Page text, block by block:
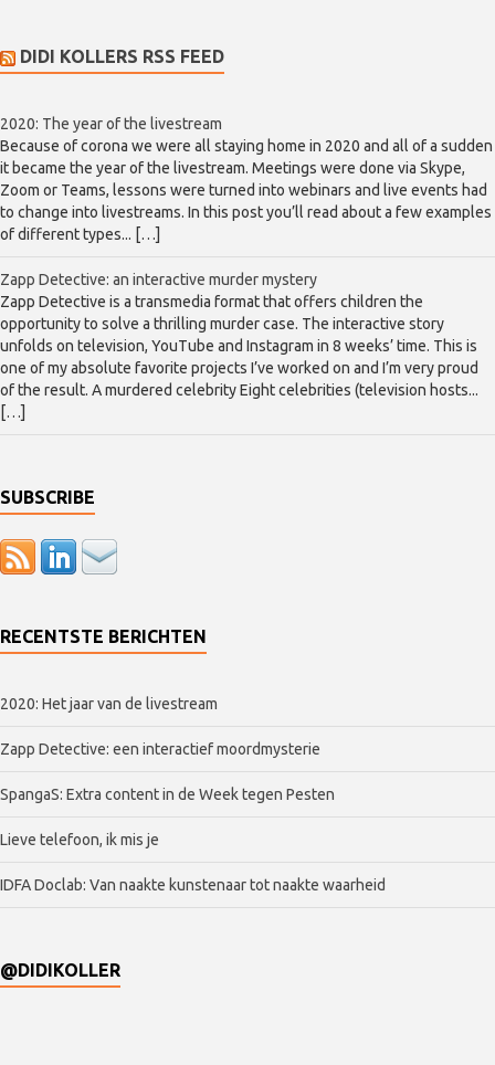
DIDI KOLLERS RSS FEED
2020: The year of the livestream
Because of corona we were all staying home in 2020 and all of a sudden
it became the year of the livestream. Meetings were done via Skype,
Zoom or Teams, lessons were turned into webinars and live events had
to change into livestreams. In this post you’ll read about a few examples
of different types... […]
Zapp Detective: an interactive murder mystery
Zapp Detective is a transmedia format that offers children the
opportunity to solve a thrilling murder case. The interactive story
unfolds on television, YouTube and Instagram in 8 weeks’ time. This is
one of my absolute favorite projects I’ve worked on and I’m very proud
of the result. A murdered celebrity Eight celebrities (television hosts...
[…]
SUBSCRIBE
RECENTSTE BERICHTEN
2020: Het jaar van de livestream
Zapp Detective: een interactief moordmysterie
SpangaS: Extra content in de Week tegen Pesten
Lieve telefoon, ik mis je
IDFA Doclab: Van naakte kunstenaar tot naakte waarheid
@DIDIKOLLER